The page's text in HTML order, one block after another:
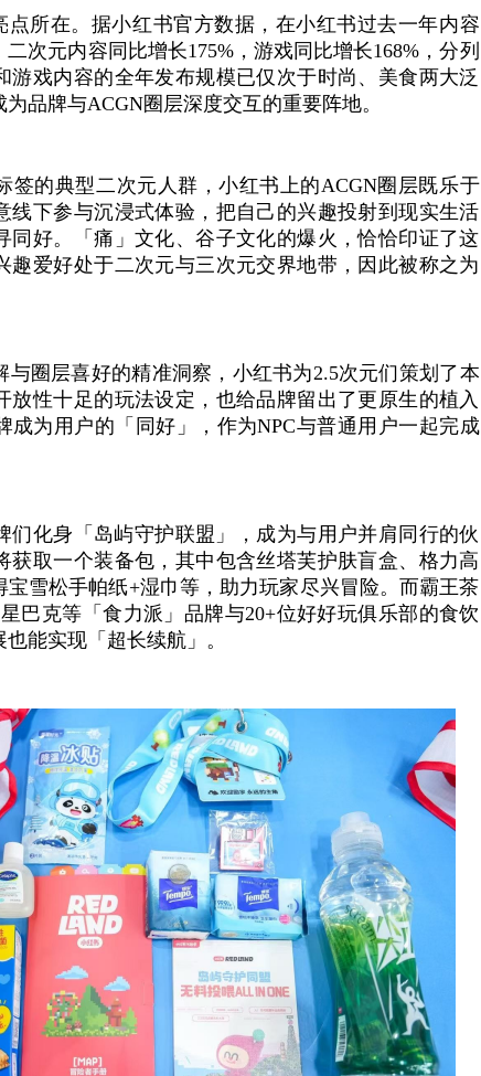
点所在。据小红书官方数据，在小红书过去一年内容
次元内容同比增长175%，游戏同比增长168%，分列
游戏内容的全年发布规模已仅次于时尚、美食两大泛
品牌与ACGN圈层深度交互的重要阵地。
签的典型二次元人群，小红书上的ACGN圈层既乐于
线下参与沉浸式体验，把自己的兴趣投射到现实生活
同好。「痛」文化、谷子文化的爆火，恰恰印证了这
趣爱好处于二次元与三次元交界地带，因此被称之为
与圈层喜好的精准洞察，小红书为2.5次元们策划了本
放性十足的玩法设定，也给品牌留出了更原生的植入
成为用户的「同好」，作为NPC与普通用户一起完成
们化身「岛屿守护联盟」，成为与用户并肩同行的伙
获取一个装备包，其中包含丝塔芙护肤盲盒、格力高
雪松手帕纸+湿巾等，助力玩家尽兴冒险。而霸王茶
巴克等「食力派」品牌与20+位好好玩俱乐部的食饮
能实现「超长续航」。